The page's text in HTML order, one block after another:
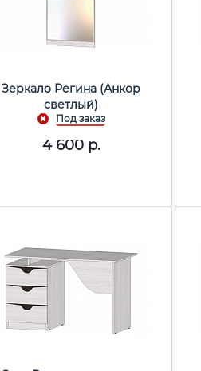
Зеркало Регина (Анкор
светлый)
4 600р.